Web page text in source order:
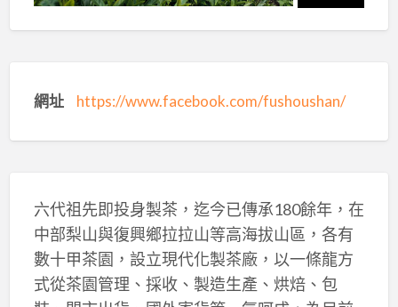
網址 https://www.facebook.com/fushoushan/
六代祖先即投身製茶，迄今已傳承180餘年，在
中部梨山與復興鄉拉拉山等高海拔山區，各有
數十甲茶園，設立現代化製茶廠，以一條龍方
式從茶園管理、採收、製造生產、烘焙、包